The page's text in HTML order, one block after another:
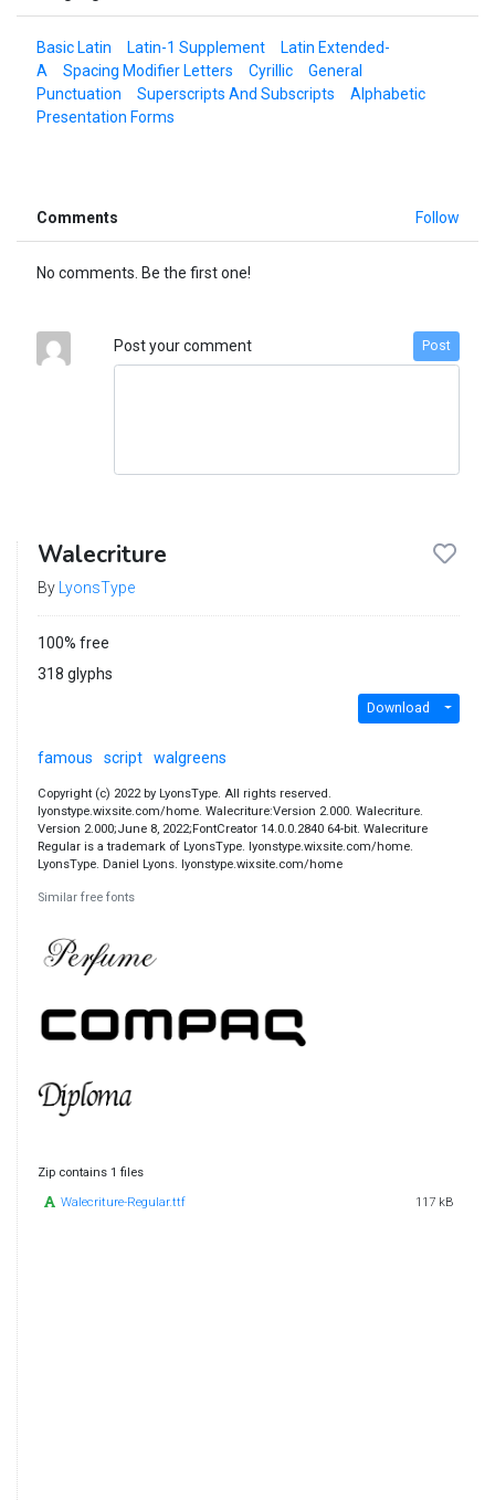
Basic Latin Latin-1 Supplement
Latin Extended-
A
Spacing Modifier Letters Cyrillic
General
Punctuation
Superscripts And Subscripts
Alphabetic
Presentation Forms
Comments Follow
No comments. Be the first one!
Post your comment Post
Walecriture
By LyonsType
100% free
318 glyphs
Download
famous script walgreens
Copyright (c) 2022 by LyonsType. All rights reserved.
lyonstype.wixsite.com/home. Walecriture:Version 2.000. Walecriture.
Version 2.000;June 8, 2022;FontCreator 14.0.0.2840 64-bit. Walecriture
Regular is a trademark of LyonsType. lyonstype.wixsite.com/home.
LyonsType. Daniel Lyons. lyonstype.wixsite.com/home
Similar free fonts
Zip contains 1 files
Walecriture-Regular.ttf 117 kB